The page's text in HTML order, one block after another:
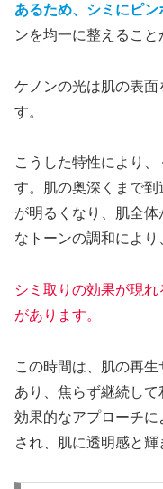
あるため、シミにピ
ンを均一に整えること
ケノンの光は肌の表面
す。
こうした特性により
す。肌の奥深くまで
が明るくなり、肌全
なトーンの調和により
シミ取りの効果が現
があります。
この時間は、肌の再
あり、焦らず継続し
効果的なアプローチ
され、肌に透明感と輝